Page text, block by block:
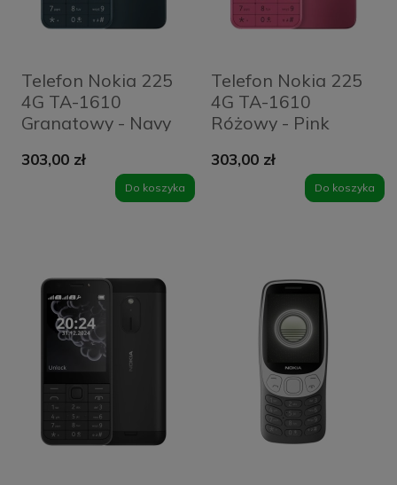
Telefon Nokia 225
4G TA-1610
Granatowy - Navy
303,00 zł
Do koszyka
Telefon Nokia 225
4G TA-1610
Różowy - Pink
303,00 zł
Do koszyka